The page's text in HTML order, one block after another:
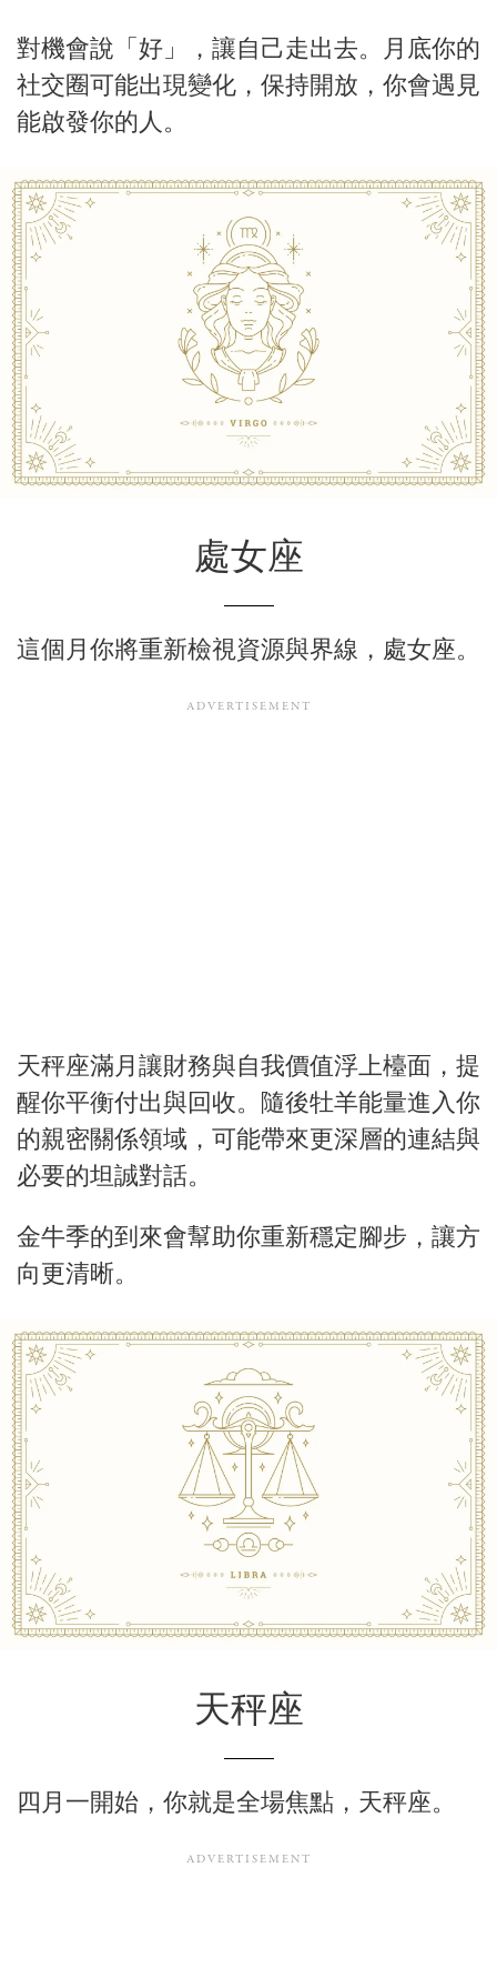
對機會說「好」，讓自己走出去。月底你的
社交圈可能出現變化，保持開放，你會遇見
能啟發你的人。
處女座
這個月你將重新檢視資源與界線，處女座。
天秤座滿月讓財務與自我價值浮上檯面，提
醒你平衡付出與回收。隨後牡羊能量進入你
的親密關係領域，可能帶來更深層的連結與
必要的坦誠對話。
金牛季的到來會幫助你重新穩定腳步，讓方
向更清晰。
天秤座
四月一開始，你就是全場焦點，天秤座。